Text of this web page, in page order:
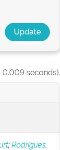
0.009 seconds).
;Rodrigues,